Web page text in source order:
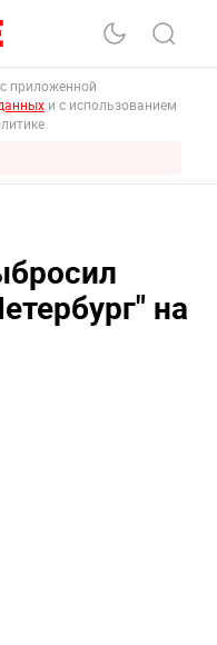
приложенной
и с использованием
на